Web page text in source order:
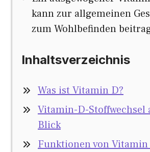
kann zur allgemeinen
zum Wohlbefinden
Inhaltsverzeichnis
Was ist Vitamin D?
Vitamin-D-Stoffwechsel
Blick
Funktionen von